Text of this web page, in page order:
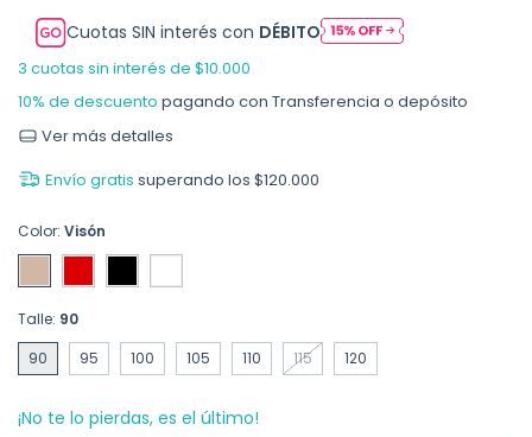
Cuotas SIN interés con DÉBITO
3 cuotas sin interés de $10.000
10% de descuento pagando con Transferencia o depósito
Ver más detalles
Envío gratis superando los $120.000
Color: Visón
Talle: 90
90
95 100 105 110 115 120
¡No te lo pierdas, es el último!